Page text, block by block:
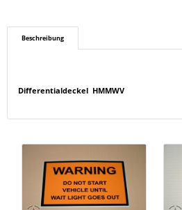
Beschreibung
Differentialdeckel HMMWV